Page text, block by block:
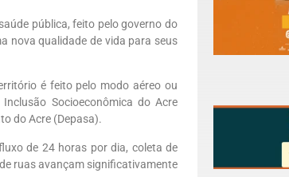
pública, feito pelo governo do
nova qualidade de vida para seus
é feito pelo modo aéreo ou
Socioeconômica do Acre
do Acre (Depasa).
de 24 horas por dia, coleta de
ruas avançam significativamente